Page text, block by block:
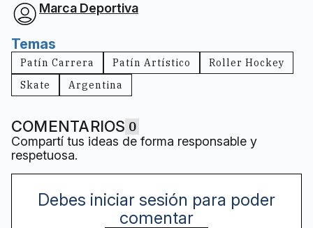
Marca Deportiva
Temas
Patín Carrera Patín Artístico
Roller Hockey
Skate
Argentina
COMENTARIOS 0
Compartí tus ideas de forma responsable y
respetuosa.
Debes iniciar sesión para poder
comentar